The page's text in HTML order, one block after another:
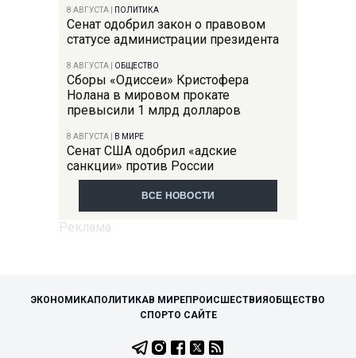
8 АВГУСТА ПОЛИТИКА
Сенат одобрил закон о правовом
статусе администрации президента
8 АВГУСТА ОБЩЕСТВО
Сборы «Одиссеи» Кристофера
Нолана в мировом прокате
превысили 1 млрд долларов
8 АВГУСТА В МИРЕ
Сенат США одобрил «адские
санкции» против России
ВСЕ НОВОСТИ
ЭКОНОМИКАПОЛИТИКАВ МИРЕПРОИСШЕСТВИЯОБЩЕСТВО
СПОРТО САЙТЕ